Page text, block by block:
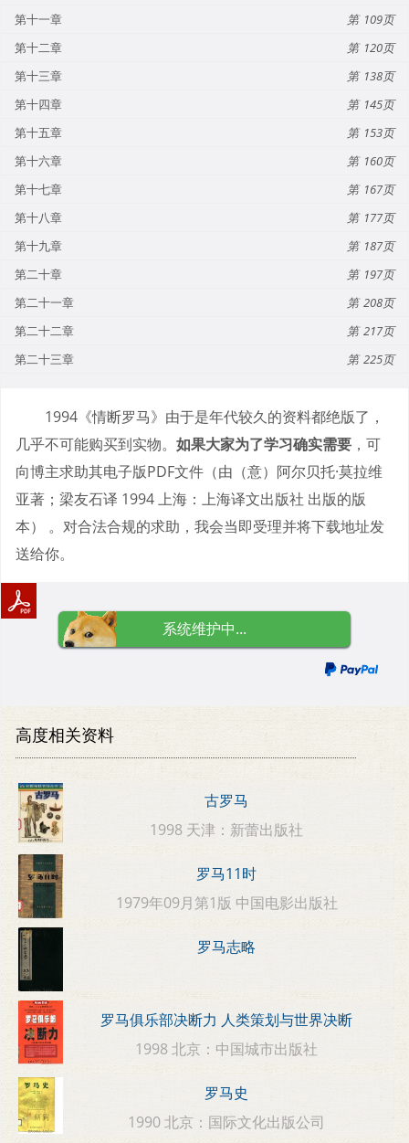
第十一章
109
第十二章
120
第十三章
138
第十四章
145
第十五章
153
第十六章
160
第十七章
167
第十八章
177
第十九章
187
第二十章
197
第二十一章
208
第二十二章
217
第二十三章
225
1994《情断罗马》由于是年代较久的资料都绝版了，
几乎不可能购买到实物。 如果大家为了学习确实需要 ，可
向博主求助其电子版PDF文件（由（意）阿尔贝托·莫拉维
亚著；梁友石译 1994 上海：上海译文出版社 出版的版
本） 。对合法合规的求助，我会当即受理并将下载地址发
送给你。
系统维护中...
高度相关资料
古罗马
1998 天津：新蕾出版社
罗马11时
1979年09月第1版 中国电影出版社
罗马志略
罗马俱乐部决断力 人类策划与世界决断
1998 北京：中国城市出版社
罗马史
1990 北京：国际文化出版公司